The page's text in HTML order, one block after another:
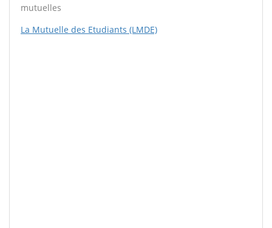
mutuelles
La Mutuelle des Etudiants (LMDE)